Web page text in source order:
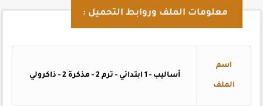
معلومات الملف وروابط التحميل :
اسم
الملف
أساليب - 1 ابتدائي - ترم 2 - مذكرة 2 - ذاكرولي